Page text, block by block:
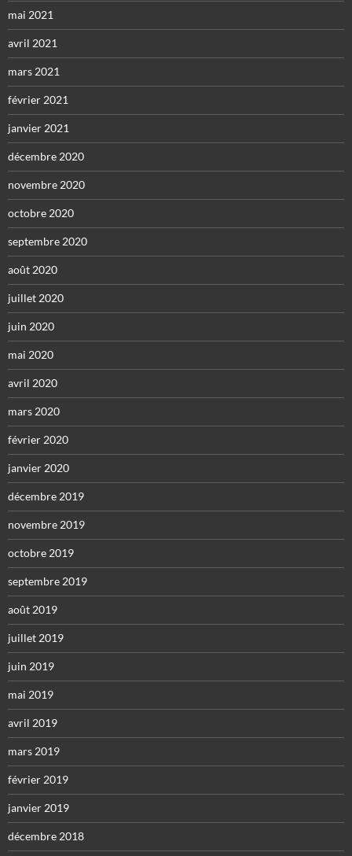
mai 2021
avril 2021
mars 2021
février 2021
janvier 2021
décembre 2020
novembre 2020
octobre 2020
septembre 2020
août 2020
juillet 2020
juin 2020
mai 2020
avril 2020
mars 2020
février 2020
janvier 2020
décembre 2019
novembre 2019
octobre 2019
septembre 2019
août 2019
juillet 2019
juin 2019
mai 2019
avril 2019
mars 2019
février 2019
janvier 2019
décembre 2018